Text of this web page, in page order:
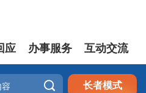
应 办事服务 互动交流
 长者模式